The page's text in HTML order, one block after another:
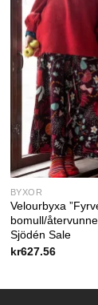
BYXOR
Velourbyxa
bomull/
Sjödén Sale
kr627.56